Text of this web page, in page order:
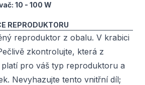
10 - 100 W
REPRODUKTORU
reproduktor z obalu. V krabici
zkontrolujte, která z
pro váš typ reproduktoru a
Nevyhazujte tento vnitřní díl;